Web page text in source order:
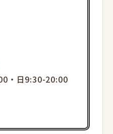
・日9:30-20:00